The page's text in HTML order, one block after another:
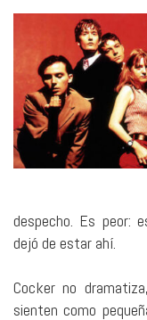
despecho. Es peor:
dejó de estar ahí.
Cocker no
sienten como